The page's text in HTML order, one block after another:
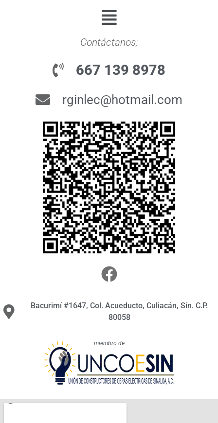
Contáctanos;
667 139 8978
rginlec@hotmail.com
Bacurimí #1647, Col. Acueducto, Culiacán, Sin. C.P.
80058
miembro de